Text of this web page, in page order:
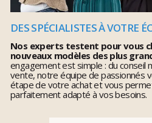
DES SPÉCIALISTES À VOTRE
Nos experts testent pour vous
nouveaux modèles des plus
engagement est simple : du conseil
vente, notre équipe de passionnés
étape de votre achat et vous
parfaitement adapté à vos besoins.